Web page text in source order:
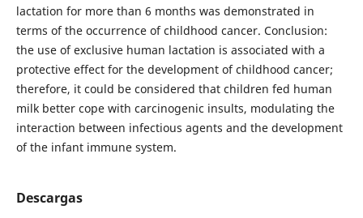
lactation for more than 6 months was demonstrated in
terms of the occurrence of childhood cancer. Conclusion:
the use of exclusive human lactation is associated with a
protective effect for the development of childhood cancer;
therefore, it could be considered that children fed human
milk better cope with carcinogenic insults, modulating the
interaction between infectious agents and the development
of the infant immune system.
Descargas